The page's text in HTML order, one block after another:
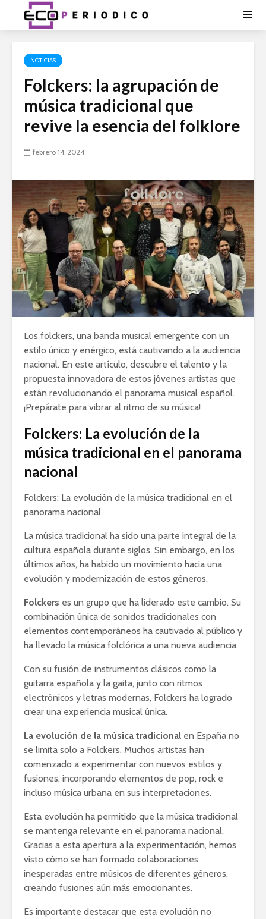
NOTICIAS
Folckers: la agrupación de
música tradicional que
revive la esencia del folklore
febrero 14, 2024
Los folckers, una banda musical emergente con un
estilo único y enérgico, está cautivando a la audiencia
nacional. En este artículo, descubre el talento y la
propuesta innovadora de estos jóvenes artistas que
están revolucionando el panorama musical español.
¡Prepárate para vibrar al ritmo de su música!
Folckers: La evolución de la
música tradicional en el panorama
nacional
Folckers: La evolución de la música tradicional en el
panorama nacional
La música tradicional ha sido una parte integral de la
cultura española durante siglos. Sin embargo, en los
últimos años, ha habido un movimiento hacia una
evolución y modernización de estos géneros.
Folckers es un grupo que ha liderado este cambio. Su
combinación única de sonidos tradicionales con
elementos contemporáneos ha cautivado al público y
ha llevado la música folclórica a una nueva audiencia.
Con su fusión de instrumentos clásicos como la
guitarra española y la gaita, junto con ritmos
electrónicos y letras modernas, Folckers ha logrado
crear una experiencia musical única.
La evolución de la música tradicional en España no
se limita solo a Folckers. Muchos artistas han
comenzado a experimentar con nuevos estilos y
fusiones, incorporando elementos de pop, rock e
incluso música urbana en sus interpretaciones.
Esta evolución ha permitido que la música tradicional
se mantenga relevante en el panorama nacional.
Gracias a esta apertura a la experimentación, hemos
visto cómo se han formado colaboraciones
inesperadas entre músicos de diferentes géneros,
creando fusiones aún más emocionantes.
Es importante destacar que esta evolución no